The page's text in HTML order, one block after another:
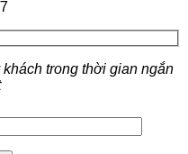
trong thời gian ngắn